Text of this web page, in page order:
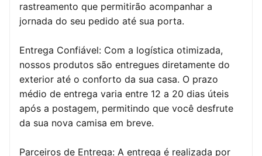
rastreamento que permitirão acompanhar a
jornada do seu pedido até sua porta.
Entrega Confiável: Com a logística otimizada,
nossos produtos são entregues diretamente do
exterior até o conforto da sua casa. O prazo
médio de entrega varia entre 12 a 20 dias úteis
após a postagem, permitindo que você desfrute
da sua nova camisa em breve.
Parceiros de Entrega: A entrega é realizada por